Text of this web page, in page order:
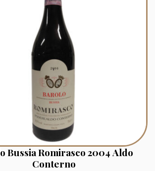
Bussia Romirasco 2004 Aldo
Conterno